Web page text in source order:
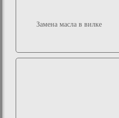
Замена масла в вилке